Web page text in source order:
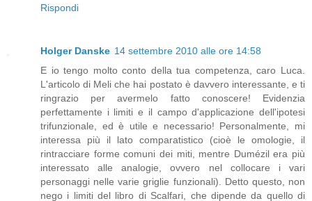
Rispondi
Holger Danske 14 settembre 2010 alle ore 14:58
E io tengo molto conto della tua competenza, caro Luca.
L'articolo di Meli che hai postato è davvero interessante, e ti
ringrazio per avermelo fatto conoscere! Evidenzia
perfettamente i limiti e il campo d'applicazione dell'ipotesi
trifunzionale, ed è utile e necessario! Personalmente, mi
interessa più il lato comparatistico (cioè le omologie, il
rintracciare forme comuni dei miti, mentre Dumézil era più
interessato alle analogie, ovvero nel collocare i vari
personaggi nelle varie griglie funzionali). Detto questo, non
nego i limiti del libro di Scalfari, che dipende da quello di